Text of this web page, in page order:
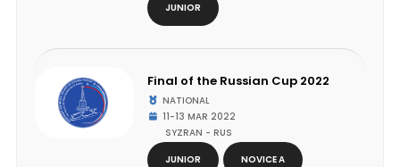
JUNIOR
Final of the Russian Cup 2022
NATIONAL
11-13 MAR 2022
SYZRAN - RUS
JUNIOR
NOVICE A